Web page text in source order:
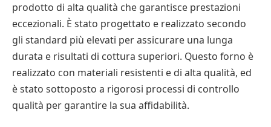
prodotto di alta qualità che garantisce prestazioni
eccezionali. È stato progettato e realizzato secondo
gli standard più elevati per assicurare una lunga
durata e risultati di cottura superiori. Questo forno è
realizzato con materiali resistenti e di alta qualità, ed
è stato sottoposto a rigorosi processi di controllo
qualità per garantire la sua affidabilità.